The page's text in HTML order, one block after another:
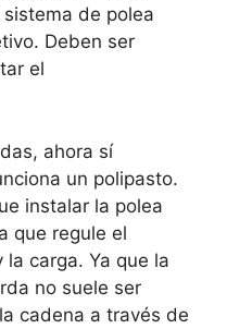
de polea
Deben ser
el
ahora sí
un polipasto.
instalar la polea
que regule el
carga. Ya que la
no suele ser
cadena a través de